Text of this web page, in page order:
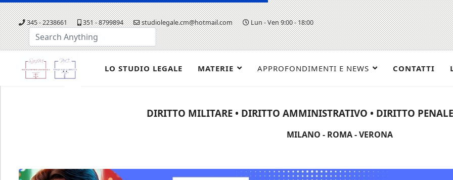
345 - 2238661 351 - 8799894 studiolegale.cm@hotmail.com Lun - Ven 9:00 - 18:00
Cerca...
LO STUDIO LEGALE MATERIE APPROFONDIMENTI E NEWS CONTATTI
DIRITTO MILITARE • DIRITTO AMMINISTRATIVO • DIRITTO
MILANO - ROMA - VERONA